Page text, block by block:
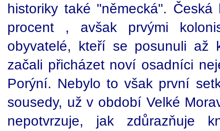
historiky také "německá".
procent , avšak prvými
obyvatelé, kteří se posunuli až
začali přicházet noví osadníci
Porýní. Nebylo to však první
sousedy, už v období Velké
nepotvrzuje, jak zdůrazňuje